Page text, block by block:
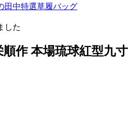
作 本場琉球紅型九寸